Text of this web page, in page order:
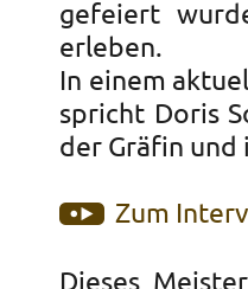
gefeiert
erleben.
In einem
spricht Doris
der Gräfin und
Zum